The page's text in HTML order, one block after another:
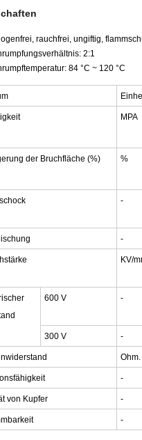
rauchfrei, ungiftig,
2:1
84 °C ~ 120 °C
MPA
der Bruchfläche (%) %
-
-
KV/
600 V -
300 V -
-
von Kupfer -
-